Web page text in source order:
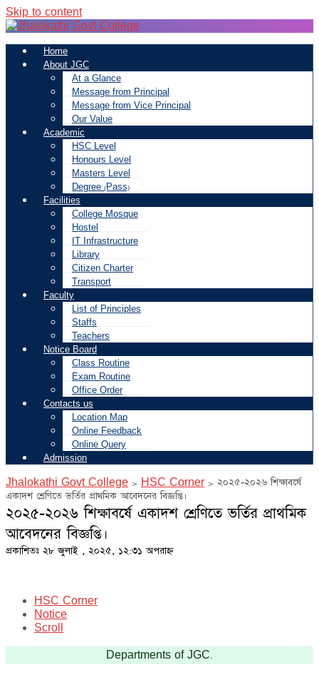
Skip to content
Home
About JGC
At a Glance
Message from Principal
Message from Vice Principal
Our Value
Academic
HSC Level
Honours Level
Masters Level
Degree (Pass)
Facilities
College Mosque
Hostel
IT Infrastructure
Library
Citizen Charter
Transport
Faculty
List of Principles
Staffs
Teachers
Notice Board
Class Routine
Exam Routine
Office Order
Contacts us
Location Map
Online Feedback
Online Query
Admission
Jhalokathi Govt College > HSC Corner > ২০২৫-২০২৬ শিক্ষাবর্ষে
একাদশ শ্রেণিতে ভর্তির প্রাথমিক আবেদনের বিজ্ঞপ্তি।
২০২৫-২০২৬ শিক্ষাবর্ষে একাদশ শ্রেণিতে ভর্তির প্রাথমিক
আবেদনের বিজ্ঞপ্তি।
প্রকাশিতঃ ২৮ জুলাই , ২০২৫, ১২:৩১ অপরাহ্ন
HSC Corner
Notice
Scroll
Departments of JGC.